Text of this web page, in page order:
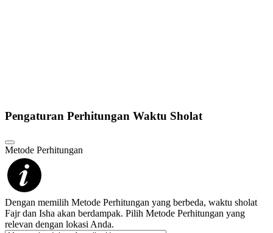
Pengaturan Perhitungan Waktu Sholat
Metode Perhitungan
Dengan memilih Metode Perhitungan yang berbeda, waktu sholat
Fajr dan Isha akan berdampak. Pilih Metode Perhitungan yang
relevan dengan lokasi Anda.